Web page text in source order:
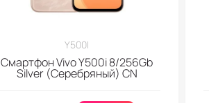
Y500I
Смартфон Vivo Y500i 8/256Gb
Silver (Серебряный) CN